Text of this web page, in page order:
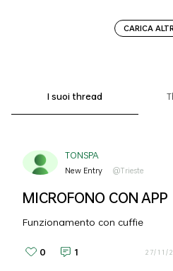
CARICA
I suoi thread
TONSPA
New Entry @Trieste
MICROFONO CON APP
Funzionamento con cuffie
0 1 27/11/